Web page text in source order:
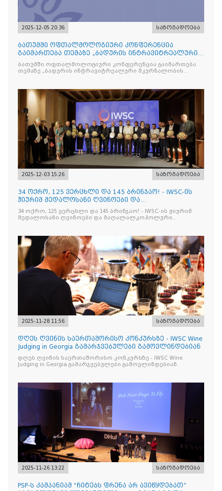
2025-12-05 20:36 საზოგადოება
ბათუმში ოფთალმოლოგიური კონფერენცია
გაიმართება თემაზე „ბადურის ინტრავიტრეალური
მკურნალობის ოპტიმიზაცი
ბათუმში ოფთალმოლოგიური კონფერენცია გაიმართება
თემაზე „ბადურის ინტრავიტრეალური მკურნალობის
2025-12-03 15:26 საზოგადოება
34 ოქრო, 125 ვერცხლი და 145 ბრინჯაო! - IWSC-ის
ჟიურიმ მედალოსანი ღვინოები და
მაღალალკოჰოლური სასმელე
34 ოქრო, 125 ვერცხლი და 145 ბრინჯაო! - IWSC-ის ჟიურიმ
მედალოსანი ღვინოები და მაღალალკოჰოლური
2025-11-28 11:56 საზოგადოება
დღეს ღვინის საერთაშორისო კონკურსზე - IWSC Wine
Judging in Georgia გამარჯვებულები გამოვლინდებიან
დღეს ღვინის საერთაშორისო კონკურსზე - IWSC Wine
Judging in Georgia გამარჯვებულები გამოვლინდებიან
2025-11-26 13:22 საზოგადოება
PSP-ს კამპანიამ “ჩიტებს ფრენა არ ავიწყდებათ”